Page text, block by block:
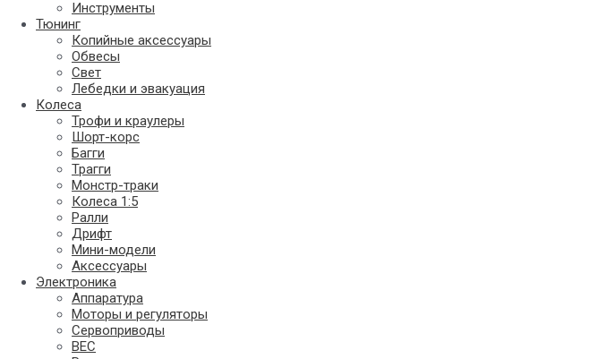
Инструменты
Тюнинг
Копийные аксессуары
Обвесы
Свет
Лебедки и эвакуация
Колеса
Трофи и краулеры
Шорт-корс
Багги
Трагги
Монстр-траки
Колеса 1:5
Ралли
Дрифт
Мини-модели
Аксессуары
Электроника
Аппаратура
Моторы и регуляторы
Сервоприводы
BEC